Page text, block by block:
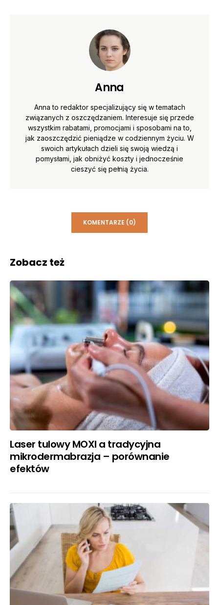
Anna
Anna to redaktor specjalizujący się w tematach
związanych z oszczędzaniem. Interesuje się przede
wszystkim rabatami, promocjami i sposobami na to,
jak zaoszczędzić pieniądze w codziennym życiu. W
swoich artykułach dzieli się swoją wiedzą i
pomysłami, jak obniżyć koszty i jednocześnie
cieszyć się pełnią życia.
KOMENTARZE (0)
Zobacz też
Laser tulowy MOXI a tradycyjna
mikrodermabrazja – porównanie
efektów